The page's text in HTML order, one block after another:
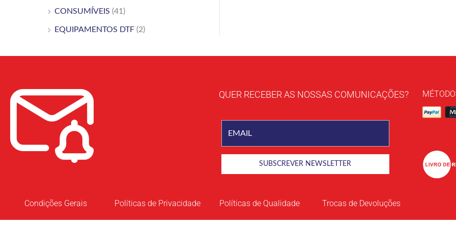
CONSUMÍVEIS (41)
EQUIPAMENTOS DTF (2)
QUER RECEBER AS NOSSAS COMUNICAÇÕES?
Condições Gerais Políticas de Privacidade Políticas de Qualidade Trocas de Devoluções